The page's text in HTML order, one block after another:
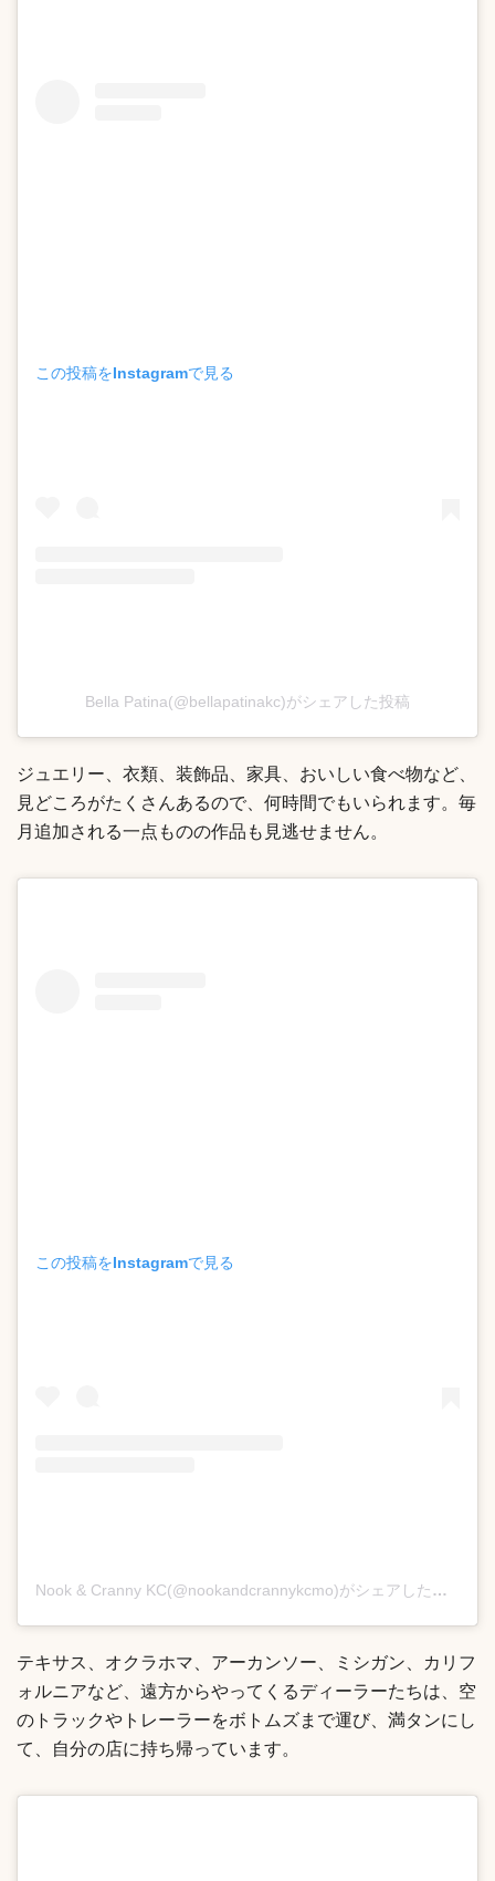
この投稿をInstagramで見る
Bella Patina(@bellapatinakc)がシェアした投稿
ジュエリー、衣類、装飾品、家具、おいしい食べ物など、
見どころがたくさんあるので、何時間でもいられます。毎
月追加される一点ものの作品も見逃せません。
この投稿をInstagramで見る
Nook & Cranny KC(@nookandcrannykcmo)がシェアした投稿
テキサス、オクラホマ、アーカンソー、ミシガン、カリフ
ォルニアなど、遠方からやってくるディーラーたちは、空
のトラックやトレーラーをボトムズまで運び、満タンにし
て、自分の店に持ち帰っています。